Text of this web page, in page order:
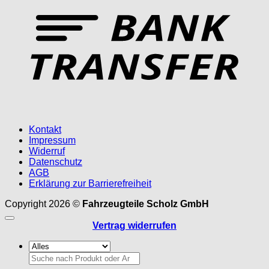
Kontakt
Impressum
Widerruf
Datenschutz
AGB
Erklärung zur Barrierefreiheit
Copyright 2026 © Fahrzeugteile Scholz GmbH
Vertrag widerrufen
Suchen